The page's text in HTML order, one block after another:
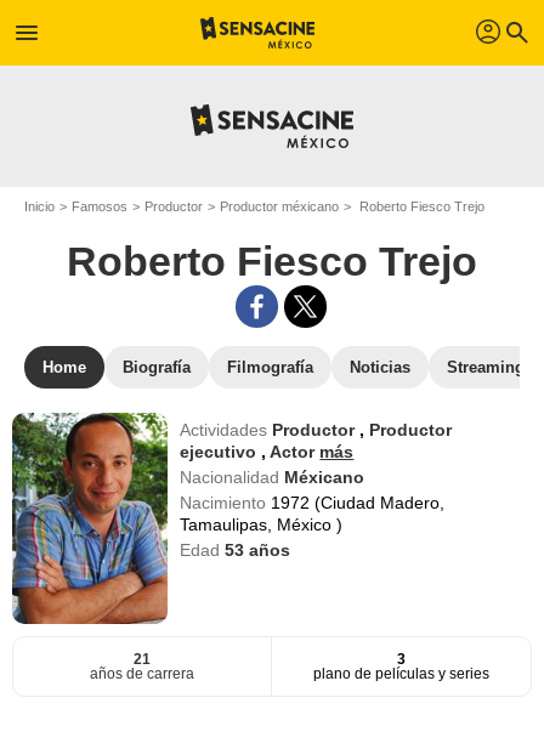
menu profil search
Inicio Famosos Productor Productor méxicano Roberto Fiesco Trejo
Roberto Fiesco Trejo
Home Biografía Filmografía Noticias Streaming
Actividades Productor , Productor
ejecutivo ,Actor más
Nacionalidad Méxicano
Nacimiento 1972 (Ciudad Madero,
Tamaulipas, México )
Edad53 años
21
años de carrera
3
plano de películas y series